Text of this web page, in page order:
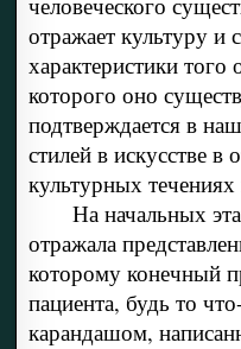
отражает культуру и
характеристики
которого оно
подтверждается в
стилей в искусстве в
культурных
На начальных
отражала
которому конечный
пациента, будь то
карандашом,